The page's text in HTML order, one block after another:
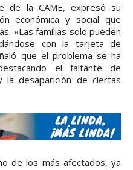
de la CAME, expresó su
económica y social que
«Las familias solo pueden
con la tarjeta de
que el problema se ha
el faltante de
desaparición de ciertas
de los más afectados, ya